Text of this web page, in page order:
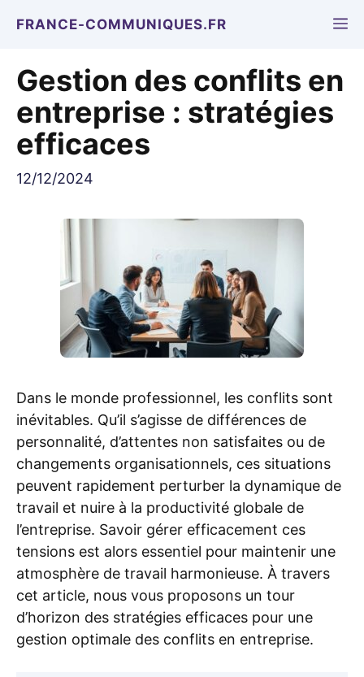
FRANCE-COMMUNIQUES.FR
Gestion des conflits en
entreprise : stratégies
efficaces
12/12/2024
Dans le monde professionnel, les conflits sont
inévitables. Qu’il s’agisse de différences de
personnalité, d’attentes non satisfaites ou de
changements organisationnels, ces situations
peuvent rapidement perturber la dynamique de
travail et nuire à la productivité globale de
l’entreprise. Savoir gérer efficacement ces
tensions est alors essentiel pour maintenir une
atmosphère de travail harmonieuse. À travers
cet article, nous vous proposons un tour
d’horizon des stratégies efficaces pour une
gestion optimale des conflits en entreprise.